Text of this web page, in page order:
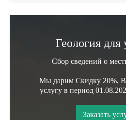
Геология для
Сбор сведений о
Мы дарим Скидку 20%,
услугу в период
Заказать